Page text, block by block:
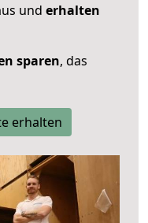
und erhalten
sparen, das
erhalten